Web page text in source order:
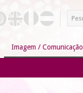
Imagem / Comunicação